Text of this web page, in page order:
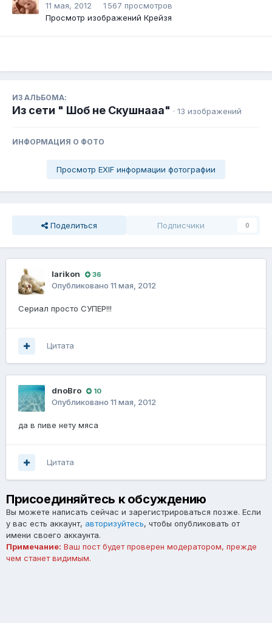
11 мая, 2012
1 567 просмотров
Просмотр изображений Крейзя
ИЗ АЛЬБОМА:
Из сети " Шоб не Скушнааа" · 13 изображений
ИНФОРМАЦИЯ О ФОТО
Просмотр EXIF информации фотографии
Поделиться Подписчики 0
larikon 36
Опубликовано 11 мая, 2012
Сериал просто СУПЕР!!!
Цитата
dnoBro 10
Опубликовано 11 мая, 2012
да в пиве нету мяса
Цитата
Присоединяйтесь к обсуждению
Вы можете написать сейчас и зарегистрироваться позже. Если
у вас есть аккаунт, авторизуйтесь, чтобы опубликовать от
имени своего аккаунта.
Примечание: Ваш пост будет проверен модератором, прежде
чем станет видимым.